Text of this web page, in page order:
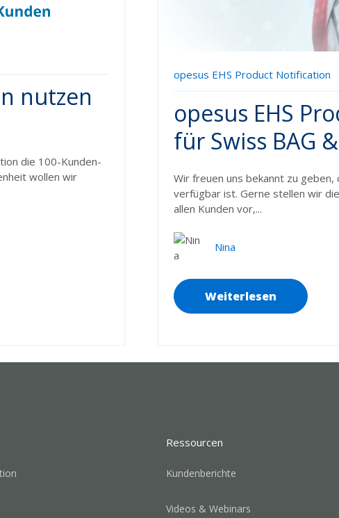
nutzen
die 100-Kunden-
wollen wir
opesus EHS Product Notification
opesus EHS
für Swiss BAG
Wir freuen uns bekannt zu geben,
verfügbar ist. Gerne stellen wir
allen Kunden vor,...
Nina
Weiterlesen
Ressourcen
Kundenberichte
Videos & Webinars